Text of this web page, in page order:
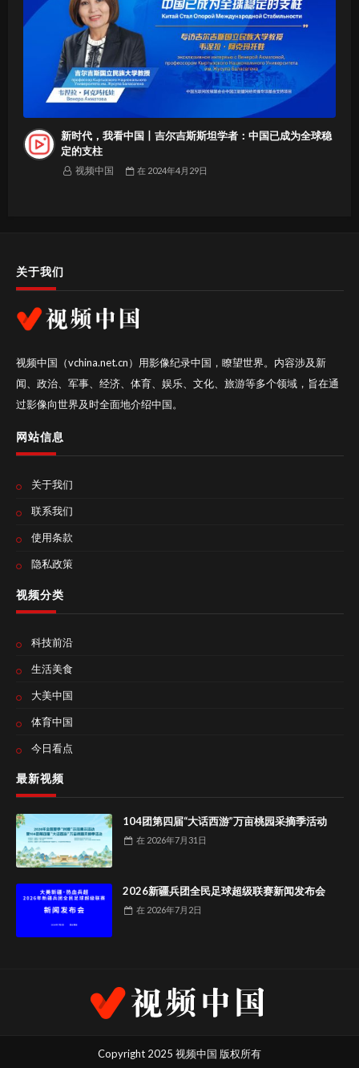
新时代，我看中国丨吉尔吉斯斯坦学者：中国已成为全球稳
定的支柱
视频中国 在 2024年4月29日
关于我们
视频中国（vchina.net.cn）用影像纪录中国，瞭望世界。内容涉及新
闻、政治、军事、经济、体育、娱乐、文化、旅游等多个领域，旨在通
过影像向世界及时全面地介绍中国。
网站信息
关于我们
联系我们
使用条款
隐私政策
视频分类
科技前沿
生活美食
大美中国
体育中国
今日看点
最新视频
104团第四届“大话西游”万亩桃园采摘季活动
在 2026年7月31日
2026新疆兵团全民足球超级联赛新闻发布会
在 2026年7月2日
Copyright 2025 视频中国 版权所有